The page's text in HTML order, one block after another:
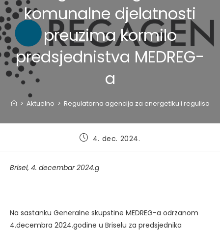
komunalne djelatnosti
preuzima kormilo
predsjednistva MEDREG-
a
> Aktuelno > Regulatorna agencija za energetiku i
Post4. dec. 2024.
Brisel, 4. decembar 2024.g
Na sastanku Generalne skupstine MEDREG-a odrzanom
4.decembra 2024.godine u Briselu za predsjednika